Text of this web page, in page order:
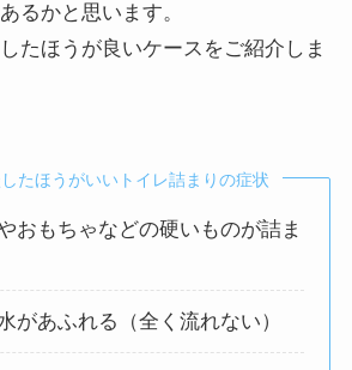
るかと思います。
たほうが良いケースをご紹介しま
たほうがいいトイレ詰まりの症状
おもちゃなどの硬いものが詰ま
があふれる（全く流れない）